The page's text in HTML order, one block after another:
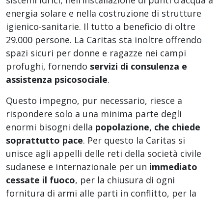
energia solare e nella costruzione di strutture
igienico-sanitarie. Il tutto a beneficio di oltre
29.000 persone. La Caritas sta inoltre offrendo
spazi sicuri per donne e ragazze nei campi
profughi, fornendo servizi di consulenza e
assistenza psicosociale.
Questo impegno, pur necessario, riesce a
rispondere solo a una minima parte degli
enormi bisogni della popolazione, che chiede
soprattutto pace. Per questo la Caritas si
unisce agli appelli delle reti della società civile
sudanese e internazionale per un immediato
cessate il fuoco, per la chiusura di ogni
fornitura di armi alle parti in conflitto, per la